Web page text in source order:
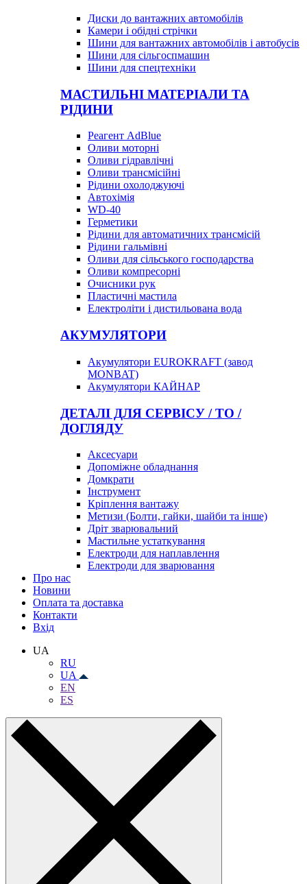
Диски до вантажних автомобілів
Камери і обідні стрічки
Шини для вантажних автомобілів і автобусів
Шини для сільгоспмашин
Шини для спецтехніки
МАСТИЛЬНІ МАТЕРІАЛИ ТА
РІДИНИ
Реагент AdBlue
Оливи моторні
Оливи гідравлічні
Оливи трансмісійні
Рідини охолоджуючі
Автохімія
WD-40
Герметики
Рідини для автоматичних трансмісій
Рідини гальмівні
Оливи для сільського господарства
Оливи компресорні
Очисники рук
Пластичні мастила
Електроліти і дистильована вода
АКУМУЛЯТОРИ
Акумулятори EUROKRAFT (завод
MONBAT)
Акумулятори КАЙНАР
ДЕТАЛІ ДЛЯ СЕРВІСУ / ТО /
ДОГЛЯДУ
Аксесуари
Допоміжне обладнання
Домкрати
Інструмент
Кріплення вантажу
Метизи (Болти, гайки, шайби та інше)
Дріт зварювальний
Мастильне устаткування
Електроди для наплавлення
Електроди для зварювання
Про нас
Новини
Оплата та доставка
Контакти
Вхiд
UA
RU
UA
EN
ES